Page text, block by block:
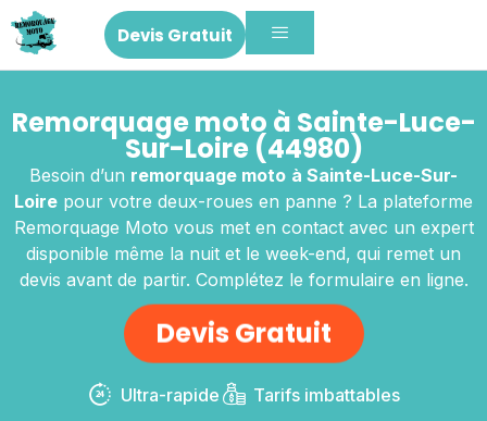
Devis Gratuit
Remorquage moto à Sainte-Luce-
Sur-Loire (44980)
Besoin d’un remorquage moto à Sainte-Luce-Sur-
Loire pour votre deux-roues en panne ? La plateforme
Remorquage Moto vous met en contact avec un expert
disponible même la nuit et le week-end, qui remet un
devis avant de partir. Complétez le formulaire en ligne.
Devis Gratuit
Ultra-rapide Tarifs imbattables